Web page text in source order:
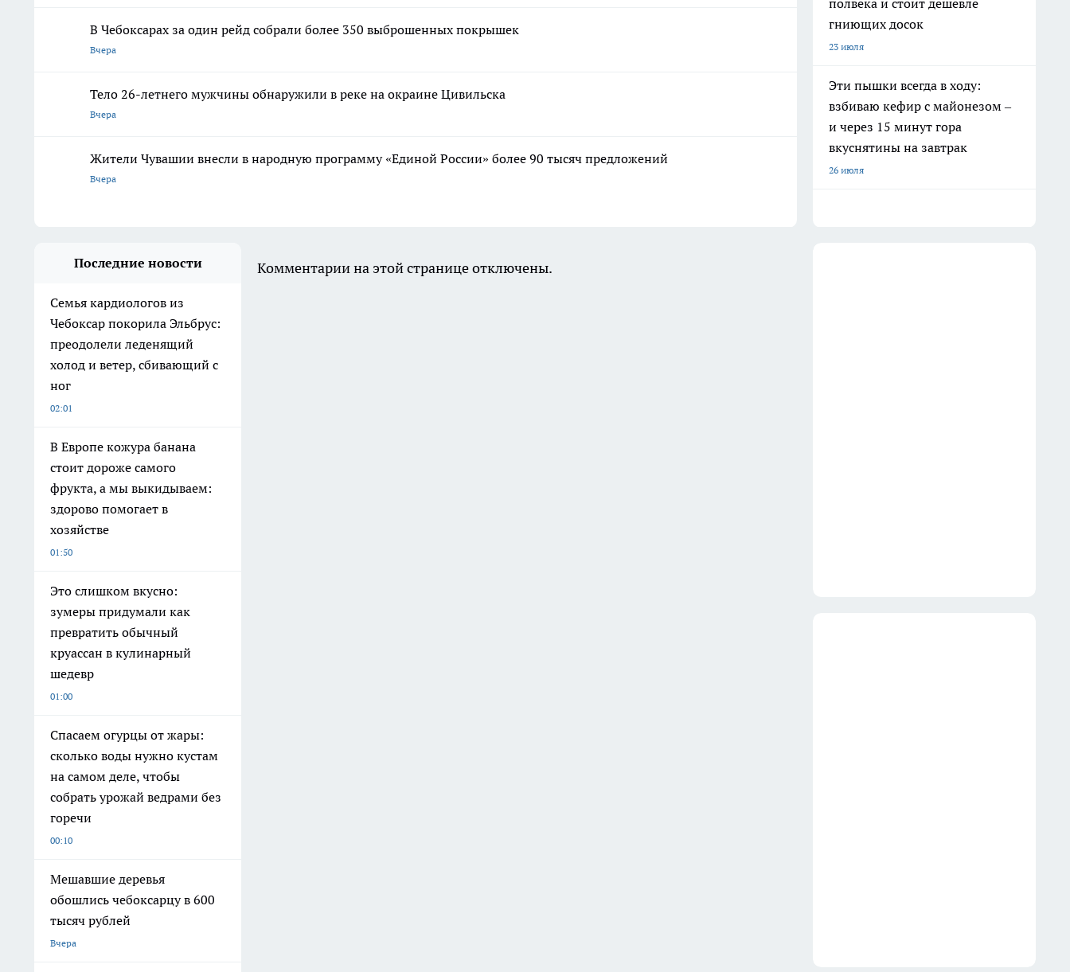
В Чебоксарах за один рейд собрали более 350 выброшенных покрышек
Вчера
Тело 26-летнего мужчины обнаружили в реке на окраине Цивильска
Вчера
Жители Чувашии внесли в народную программу «Единой России» более 90 тысяч предложений
Вчера
полвека и стоит дешевле
гниющих досок
23 июля
Эти пышки всегда в ходу:
взбиваю кефир с майонезом –
и через 15 минут гора
вкуснятины на завтрак
26 июля
Последние новости
Семья кардиологов из
Чебоксар покорила Эльбрус:
преодолели леденящий
холод и ветер, сбивающий с
ног
02:01
В Европе кожура банана
стоит дороже самого
фрукта, а мы выкидываем:
здорово помогает в
хозяйстве
01:50
Это слишком вкусно:
зумеры придумали как
превратить обычный
круассан в кулинарный
шедевр
01:00
Спасаем огурцы от жары:
сколько воды нужно кустам
на самом деле, чтобы
собрать урожай ведрами без
горечи
00:10
Мешавшие деревья
обошлись чебоксарцу в 600
тысяч рублей
Вчера
Комментарии на этой странице отключены.